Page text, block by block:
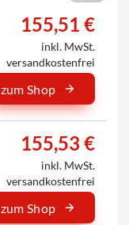
155,51 €
inkl. MwSt.
versandkostenfrei
zum Shop
155,53 €
inkl. MwSt.
versandkostenfrei
zum Shop